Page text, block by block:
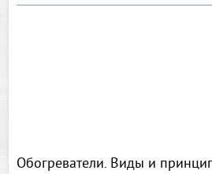
Обогреватели. Виды и